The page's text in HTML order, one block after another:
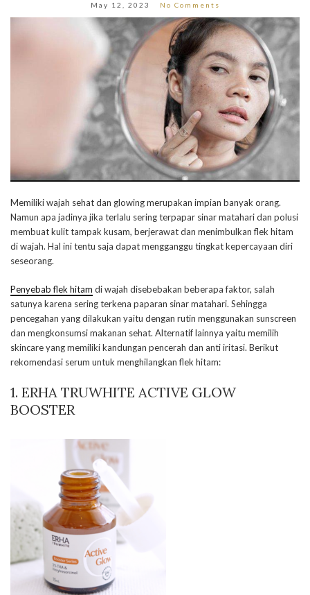
May 12, 2023 No Comments
Memiliki wajah sehat dan glowing merupakan impian banyak orang.
Namun apa jadinya jika terlalu sering terpapar sinar matahari dan polusi
membuat kulit tampak kusam, berjerawat dan menimbulkan flek hitam
di wajah. Hal ini tentu saja dapat mengganggu tingkat kepercayaan diri
seseorang.
Penyebab flek hitam di wajah disebebakan beberapa faktor, salah
satunya karena sering terkena paparan sinar matahari. Sehingga
pencegahan yang dilakukan yaitu dengan rutin menggunakan sunscreen
dan mengkonsumsi makanan sehat. Alternatif lainnya yaitu memilih
skincare yang memiliki kandungan pencerah dan anti iritasi. Berikut
rekomendasi serum untuk menghilangkan flek hitam:
1. ERHA TRUWHITE ACTIVE GLOW
BOOSTER